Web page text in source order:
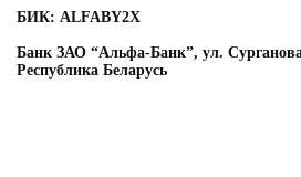
БИК: ALFABY2X
Банк ЗАО “Альфа-Банк”, ул.
Республика Беларусь